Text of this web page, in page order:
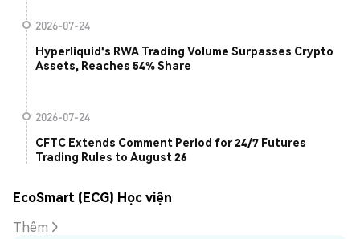
2026-07-24
Hyperliquid's RWA Trading Volume Surpasses Crypto
Assets, Reaches 54% Share
2026-07-24
CFTC Extends Comment Period for 24/7 Futures
Trading Rules to August 26
EcoSmart (ECG) Học viện
Thêm